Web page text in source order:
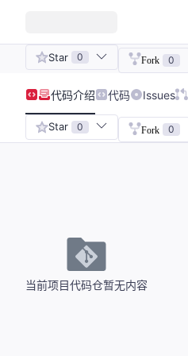
Star 0 Fork 0
代码介绍 代码 Issues
Star 0 Fork 0
当前项目代码仓暂无内容